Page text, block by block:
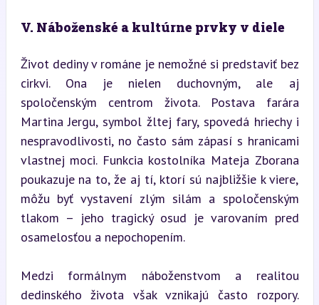
V. Náboženské a kultúrne prvky v diele
Život dediny v románe je nemožné si predstaviť bez
cirkvi. Ona je nielen duchovným, ale aj
spoločenským centrom života. Postava farára
Martina Jergu, symbol žltej fary, spovedá hriechy i
nespravodlivosti, no často sám zápasí s hranicami
vlastnej moci. Funkcia kostolníka Mateja Zborana
poukazuje na to, že aj tí, ktorí sú najbližšie k viere,
môžu byť vystavení zlým silám a spoločenským
tlakom – jeho tragický osud je varovaním pred
osamelosťou a nepochopením.
Medzi formálnym náboženstvom a realitou
dedinského života však vznikajú často rozpory.